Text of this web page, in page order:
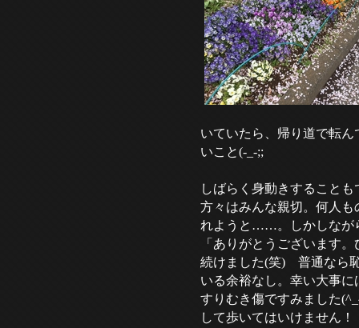
いていたら、帰り道で転
いこと(-_-;;
しばらく身動きすること
方々はみんな親切。何人
れようと……。しかしなが
「ありがとうございます
続けました(笑) 普通なら
いる余裕なし。幸い大事
すりむき傷ですみました
して歩いてはいけません！